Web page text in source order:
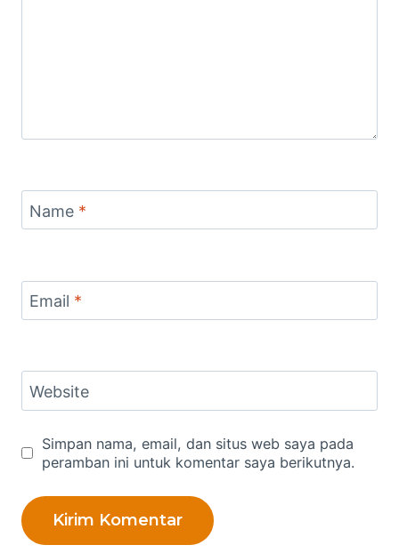
Name *
Email *
Website
Simpan nama, email, dan situs web saya pada
peramban ini untuk komentar saya berikutnya.